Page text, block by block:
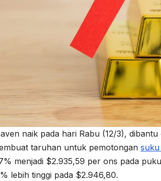
naik pada hari Rabu (12/3),
taruhan untuk pemotongan
menjadi $2.935,59 per ons pada
lebih tinggi pada $2.946,80.